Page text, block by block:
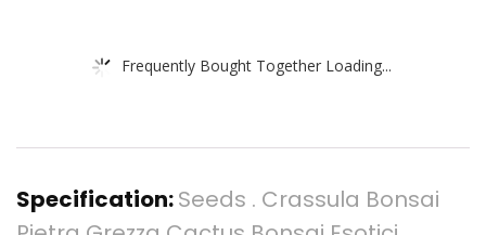
Frequently Bought Together Loading...
Specification:Seeds . Crassula Bonsai